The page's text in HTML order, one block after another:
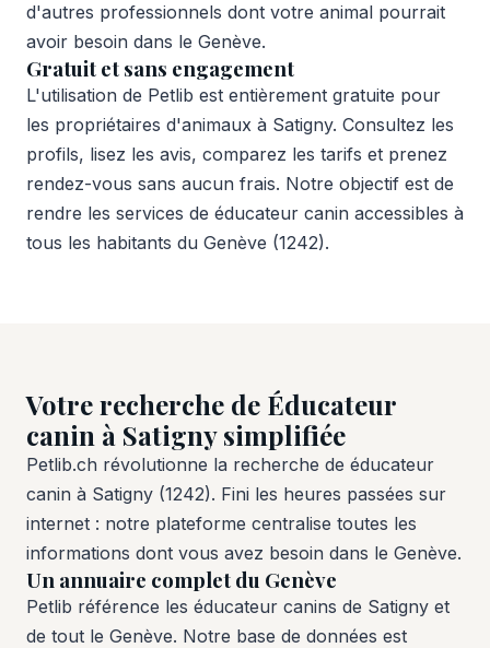
d'autres professionnels dont votre animal pourrait
avoir besoin dans le Genève.
Gratuit et sans engagement
L'utilisation de Petlib est entièrement gratuite pour
les propriétaires d'animaux à Satigny. Consultez les
profils, lisez les avis, comparez les tarifs et prenez
rendez-vous sans aucun frais. Notre objectif est de
rendre les services de éducateur canin accessibles à
tous les habitants du Genève (1242).
Votre recherche de Éducateur
canin à Satigny simplifiée
Petlib.ch révolutionne la recherche de éducateur
canin à Satigny (1242). Fini les heures passées sur
internet : notre plateforme centralise toutes les
informations dont vous avez besoin dans le Genève.
Un annuaire complet du Genève
Petlib référence les éducateur canins de Satigny et
de tout le Genève. Notre base de données est